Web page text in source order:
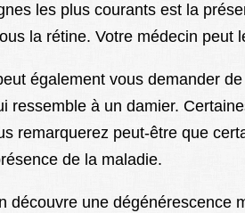
les plus courants est la
la rétine. Votre médecin peut
également vous demander
ressemble à un damier.
remarquerez peut-être que
de la maladie.
découvre une dégénérescence